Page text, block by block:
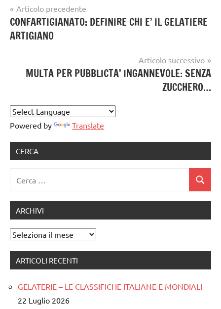
GELATO
ARTIGIANALE
Navigazione
articoli
Articolo precedente
CONFARTIGIANATO: DEFINIRE CHI E’ IL GELATIERE
ARTIGIANO
Articolo successivo
MULTA PER PUBBLICTA’ INGANNEVOLE: SENZA
ZUCCHERO…
Powered by Translate
CERCA
per:
Cerca
ARCHIVI
Archivi
ARTICOLI RECENTI
GELATERIE – LE CLASSIFICHE ITALIANE E MONDIALI
22 Luglio 2026